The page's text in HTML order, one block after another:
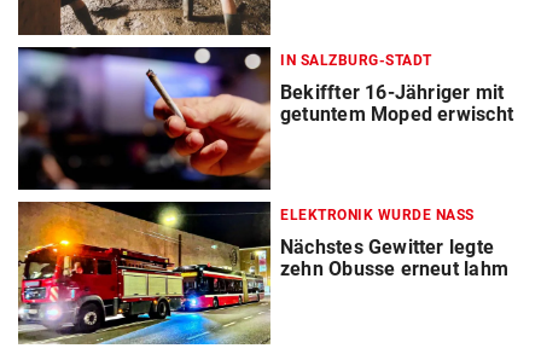
IN SALZBURG-STADT
Bekiffter 16-Jähriger mit
getuntem Moped erwischt
ELEKTRONIK WURDE NASS
Nächstes Gewitter legte
zehn Obusse erneut lahm